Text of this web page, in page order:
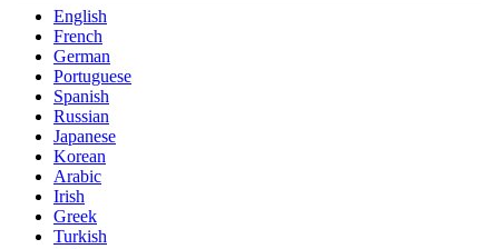
English
French
German
Portuguese
Spanish
Russian
Japanese
Korean
Arabic
Irish
Greek
Turkish